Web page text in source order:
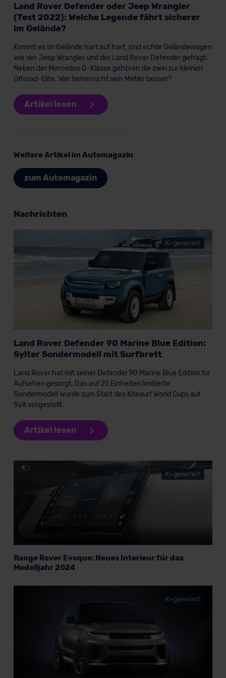
Land Rover Defender oder Jeep Wrangler
(Test 2022): Welche Legende fährt sicherer
im Gelände?
Kommt es im Gelände hart auf hart, sind echte Geländewagen
wie der Jeep Wrangler und der Land Rover Defender gefragt.
Neben der Mercedes G-Klasse gehören die zwei zur kleinen
Offroad-Elite. Wer beherrscht sein Metier besser?
Artikel lesen
Weitere Artikel im Automagazin
zum Automagazin
Nachrichten
KI-generiert
Land Rover Defender 90 Marine Blue Edition:
Sylter Sondermodell mit Surfbrett
Land Rover hat mit seiner Defender 90 Marine Blue Edition für
Aufsehen gesorgt. Das auf 25 Einheiten limitierte
Sondermodell wurde zum Start des Kitesurf World Cups auf
Sylt vorgestellt.
Artikel lesen
KI-generiert
Range Rover Evoque: Neues Interieur für das
Modelljahr 2024
KI-generiert